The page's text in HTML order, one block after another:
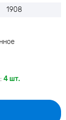
1908
4 шт.